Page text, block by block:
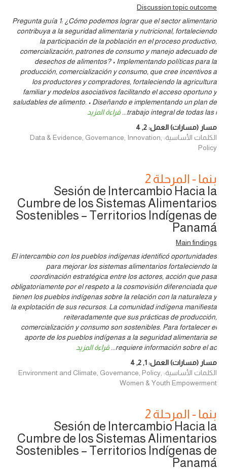
Discussion topic outcome
Pregunta guía 1: ¿Cómo podemos lograr que el sector alimentario
contribuya a la seguridad alimentaria y nutricional, fortaleciendo
la participación de la población en el proceso productivo,
comercialización, patrones de consumo y manejo adecuado de
desechos de alimentos? • Implementando políticas para la
producción, comercialización y consumo, que cree incentivos a
los productores y compradores, fortaleciendo la agricultura
familiar y modelos asociativos facilitando el acceso oportuno y
saludables de alimento. • Diseñando e implementando un plan de
trabajo integral de todas las i
... قراءة المزيد
مسار (مسارات) العمل:2
,
4
الكلمات الأساسية: Data & Evidence, Governance, Innovation,
Policy
بنما - المرحلة 2
Sesión de Intercambio Hacia la
Cumbre de los Sistemas Alimentarios
Sostenibles – Territorios Indígenas de
Panamá
Main findings
El intercambio con los pueblos indígenas identificó oportunidades
para mejorar los sistemas alimentarios fortaleciendo la
coordinación estratégica entre los actores, acción que pasa
obligatoriamente por el respeto a la cosmovisión diferenciada que
tienen los pueblos indígenas sobre la relación con la naturaleza y
la explotación de sus recursos. La comunidad indígena manifiesta
reiteradamente que sus prácticas de producción,
comercialización y consumo son sostenibles. Para fortalecer el
aporte de los pueblos indígenas a la seguridad alimentaria se
requiere información sobre el ac
... قراءة المزيد
مسار (مسارات) العمل:1
,
2
,
4
الكلمات الأساسية: Environment and Climate, Governance, Policy,
Women & Youth Empowerment
بنما - المرحلة 2
Sesión de Intercambio Hacia la
Cumbre de los Sistemas Alimentarios
Sostenibles – Territorios Indígenas de
Panamá